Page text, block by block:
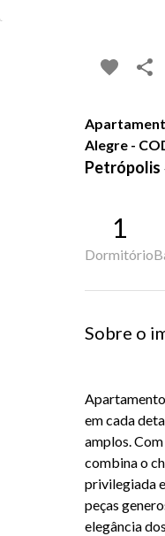
Alegre -
Petrópolis
1
Dormitório
Sobre o
em cada
amplos.
combina o
privilegiada
peças
elegância